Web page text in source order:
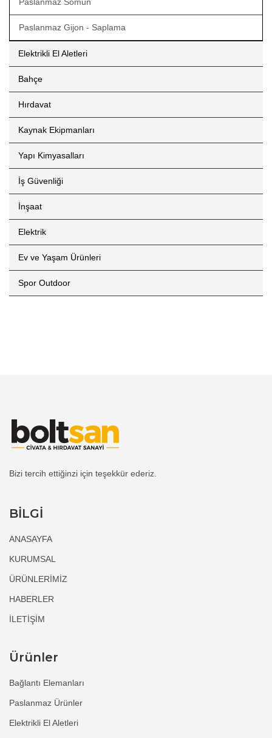
Paslanmaz Gijon - Saplama
Elektrikli El Aletleri
Bahçe
Hırdavat
Kaynak Ekipmanları
Yapı Kimyasalları
İş Güvenliği
İnşaat
Elektrik
Ev ve Yaşam Ürünleri
Spor Outdoor
Bizi tercih ettiğinzi için teşekkür ederiz.
BİLGİ
ANASAYFA
KURUMSAL
ÜRÜNLERİMİZ
HABERLER
İLETİŞİM
Ürünler
Bağlantı Elemanları
Paslanmaz Ürünler
Elektrikli El Aletleri